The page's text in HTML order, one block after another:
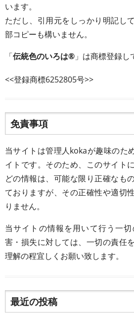
います。
ただし、引用元をしっかり明記し
部コピーも構いません。
「伝統色のいろは® 」は商標登録し
<<登録商標6252805号>>
免責事項
当サイトは管理人kokaが趣味のた
イトです。そのため、このサイト
どの情報は、可能な限り正確なも
ておりますが、その正確性や適切
りません。
当サイトの情報を用いて行う一
害・損失に対しては、一切の責任
理解の程宜しくお願い致します。
最近の投稿